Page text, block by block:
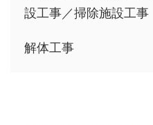
設工事／掃除施設工事
解体工事